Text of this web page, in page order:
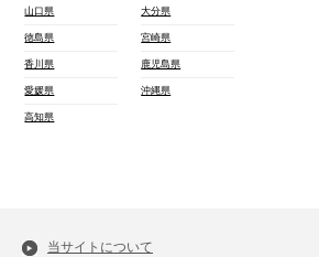
山口県
徳島県
香川県
愛媛県
高知県
大分県
宮崎県
鹿児島県
沖縄県
当サイトについて